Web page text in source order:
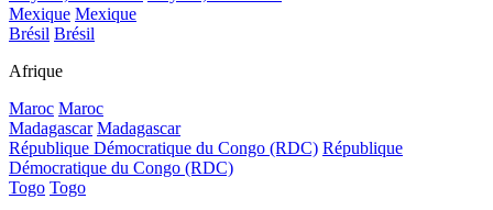
Mexique Mexique
Brésil Brésil
Afrique
Maroc Maroc
Madagascar Madagascar
République Démocratique du Congo (RDC) République
Démocratique du Congo (RDC)
Togo Togo